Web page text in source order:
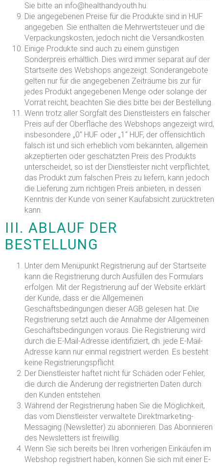
Sie bitte an info@healthandyouth.hu.
Die angegebenen Preise für die Produkte sind in HUF
angegeben. Sie enthalten die Mehrwertsteuer und die
Verpackungskosten, jedoch nicht die Versandkosten.
Einige Produkte sind auch zu einem günstigen
Sonderpreis erhältlich. Dies wird immer separat auf der
Startseite des Webshops angezeigt. Sonderangebote
gelten nur für die angegebenen Zeiträume bis zur für
jedes Produkt angegebenen Menge oder solange der
Vorrat reicht, beachten Sie dies bitte bei der Bestellung.
Wenn trotz aller Sorgfalt des Dienstleisters ein falscher
Preis auf der Oberfläche des Webshops angezeigt wird,
insbesondere „0“ HUF oder „1“ HUF, der offensichtlich
falsch ist und sich erheblich vom bekannten, allgemein
akzeptierten oder geschätzten Preis des Produkts
unterscheidet, so ist der Dienstleister nicht verpflichtet,
das Produkt zum falschen Preis zu liefern, kann jedoch
die Lieferung zum richtigen Preis anbieten, in dessen
Kenntnis der Kunde von seiner Kaufabsicht zurücktreten
kann.
III. ABLAUF DER
BESTELLUNG
Unter dem Menüpunkt Registrierung auf der Startseite
kann die Registrierung durch Ausfüllen des Formulars
erfolgen. Mit der Registrierung auf der Website erklärt
der Kunde, dass er die Allgemeinen
Geschäftsbedingungen dieser AGB gelesen hat. Die
Registrierung setzt auch die Annahme der Allgemeinen
Geschäftsbedingungen voraus. Die Registrierung wird
durch die E-Mail-Adresse identifiziert, dh. jede E-Mail-
Adresse kann nur einmal registriert werden. Es besteht
keine Registrierungspflicht.
Der Dienstleister haftet nicht für Schäden oder Fehler,
die durch die Änderung der registrierten Daten durch
den Kunden entstehen.
Während der Registrierung haben Sie die Möglichkeit,
das vom Dienstleister verwaltete Direktmarketing-
Messaging (Newsletter) zu abonnieren. Das Abonnieren
des Newsletters ist freiwillig.
Wenn Sie sich bereits bei Ihren vorherigen Einkäufen im
Webshop registriert haben, können Sie sich mit einer E-